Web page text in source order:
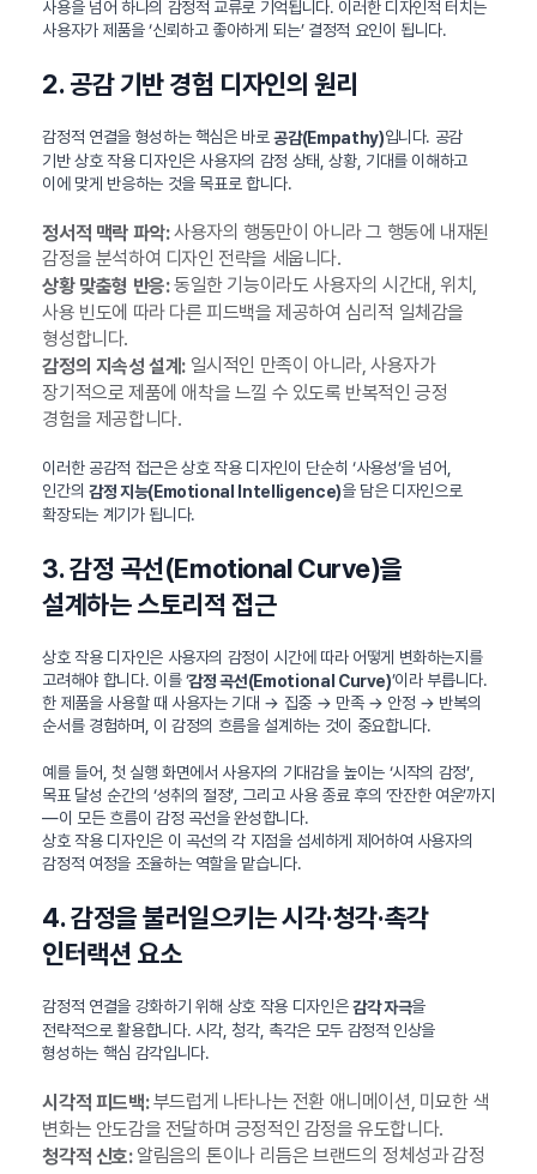
사용을 넘어 하나의 감정적 교류로 기억됩니다. 이러한 디자인적 터치는
사용자가 제품을 ‘신뢰하고 좋아하게 되는’ 결정적 요인이 됩니다.
2. 공감 기반 경험 디자인의 원리
감정적 연결을 형성하는 핵심은 바로공감(Empathy)입니다. 공감
기반 상호 작용 디자인은 사용자의 감정 상태, 상황, 기대를 이해하고
이에 맞게 반응하는 것을 목표로 합니다.
정서적 맥락 파악:사용자의 행동만이 아니라 그 행동에 내재된
감정을 분석하여 디자인 전략을 세웁니다.
상황 맞춤형 반응:동일한 기능이라도 사용자의 시간대, 위치,
사용 빈도에 따라 다른 피드백을 제공하여 심리적 일체감을
형성합니다.
감정의 지속성 설계:일시적인 만족이 아니라, 사용자가
장기적으로 제품에 애착을 느낄 수 있도록 반복적인 긍정
경험을 제공합니다.
이러한 공감적 접근은 상호 작용 디자인이 단순히 ‘사용성’을 넘어,
인간의 감정 지능(Emotional Intelligence)을 담은 디자인으로
확장되는 계기가 됩니다.
3. 감정 곡선(Emotional Curve)을
설계하는 스토리적 접근
상호 작용 디자인은 사용자의 감정이 시간에 따라 어떻게 변화하는지를
고려해야 합니다. 이를 ‘감정 곡선(Emotional Curve)’이라 부릅니다.
한 제품을 사용할 때 사용자는 기대 → 집중 → 만족 → 안정 → 반복의
순서를 경험하며, 이 감정의 흐름을 설계하는 것이 중요합니다.
예를 들어, 첫 실행 화면에서 사용자의 기대감을 높이는 ‘시작의 감정’,
목표 달성 순간의 ‘성취의 절정’, 그리고 사용 종료 후의 ‘잔잔한 여운’까지
—이 모든 흐름이 감정 곡선을 완성합니다.
상호 작용 디자인은 이 곡선의 각 지점을 섬세하게 제어하여 사용자의
감정적 여정을 조율하는 역할을 맡습니다.
4. 감정을 불러일으키는 시각·청각·촉각
인터랙션 요소
감정적 연결을 강화하기 위해 상호 작용 디자인은감각 자극을
전략적으로 활용합니다. 시각, 청각, 촉각은 모두 감정적 인상을
형성하는 핵심 감각입니다.
시각적 피드백:부드럽게 나타나는 전환 애니메이션, 미묘한 색
변화는 안도감을 전달하며 긍정적인 감정을 유도합니다.
청각적 신호:알림음의 톤이나 리듬은 브랜드의 정체성과 감정